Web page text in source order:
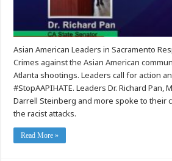
Asian American Leaders in Sacramento
Crimes against the Asian American
Atlanta shootings. Leaders call for action
#StopAAPIHATE. Leaders Dr. Richard Pan,
Darrell Steinberg and more spoke to their
the racist attacks.
Read More »